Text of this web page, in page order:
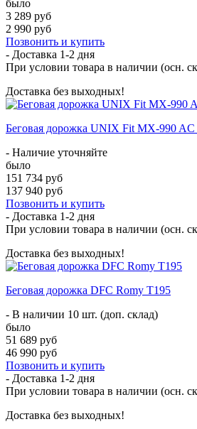
было
3 289 руб
2 990 руб
Позвонить и купить
- Доставка 1-2 дня
При условии товара в наличии (осн.
Доставка без выходных!
Беговая дорожка UNIX Fit MX-990
- Наличие уточняйте
было
151 734 руб
137 940 руб
Позвонить и купить
- Доставка 1-2 дня
При условии товара в наличии (осн.
Доставка без выходных!
Беговая дорожка DFC Romy T195
- В наличии 10 шт. (доп. склад)
было
51 689 руб
46 990 руб
Позвонить и купить
- Доставка 1-2 дня
При условии товара в наличии (осн.
Доставка без выходных!